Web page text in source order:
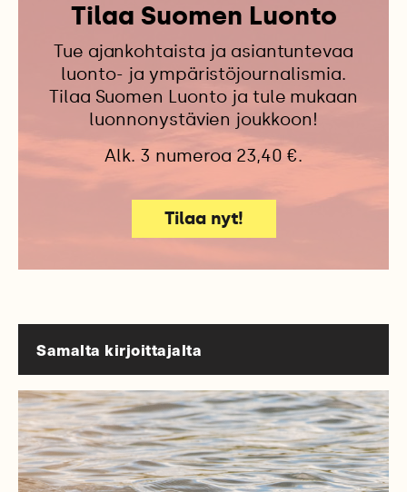
Tilaa Suomen Luonto
Tue ajankohtaista ja asiantuntevaa
luonto- ja ympäristöjournalismia.
Tilaa Suomen Luonto ja tule mukaan
luonnonystävien joukkoon!
Alk. 3 numeroa 23,40 €.
Tilaa nyt!
Samalta kirjoittajalta